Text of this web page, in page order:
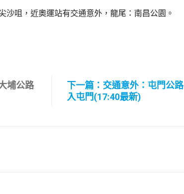
沙咀，近奧運站有交通意外，龍尾：南昌公園。
埔公路
下一篇：交通意外：屯門公路
入屯門(17:40最新)